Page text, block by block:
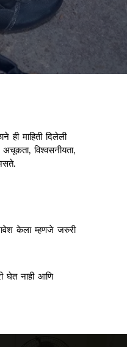
ही माहिती दिलेली
अचूकता, विश्वसनीयता,
केला म्हणजे जरुरी
घेत नाही आणि